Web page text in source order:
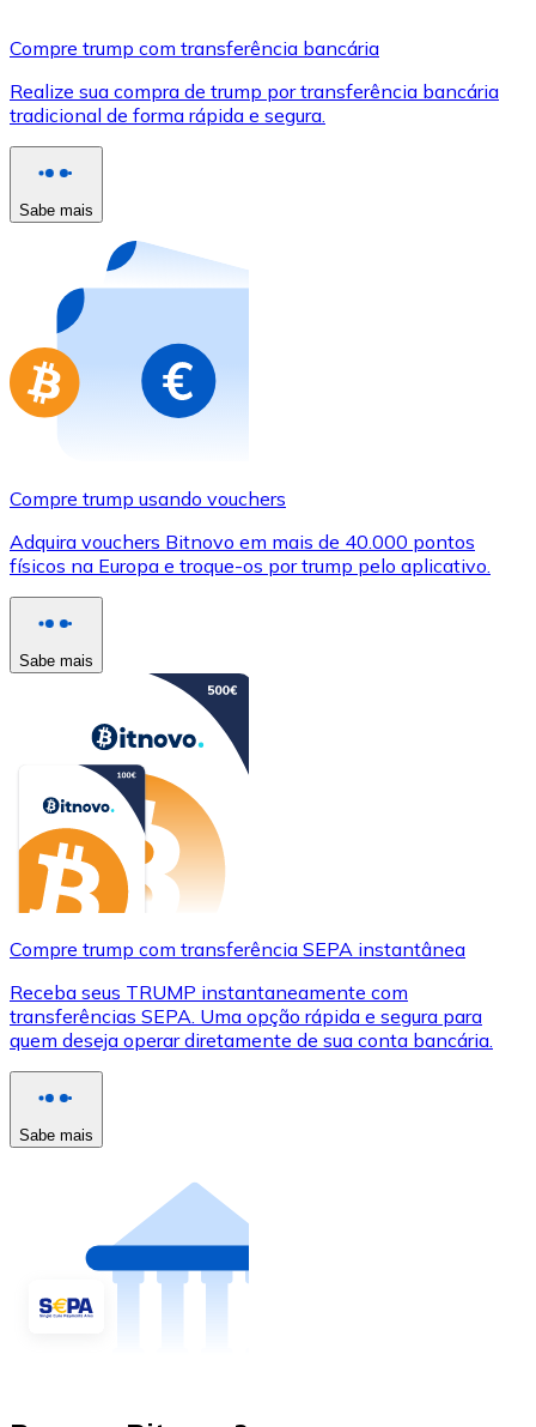
Use cartões Visa e Mastercard para comprar
Comprar com cartão
Compre cartões-presente das suas marcas favoritas
Ir para a loja de cartões-presente
Compre trump com transferência bancária
Realize sua compra de trump por transferência bancária
tradicional de forma rápida e segura.
Sabe mais
Compre trump usando vouchers
Adquira vouchers Bitnovo em mais de 40.000 pontos
físicos na Europa e troque-os por trump pelo aplicativo.
Sabe mais
Compre trump com transferência SEPA instantânea
Receba seus TRUMP instantaneamente com
transferências SEPA. Uma opção rápida e segura para
quem deseja operar diretamente de sua conta bancária.
Sabe mais